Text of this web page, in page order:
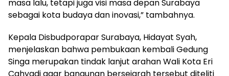
masa lalu, tetapi juga visi masa depan Surabaya
sebagai kota budaya dan inovasi,” tambahnya.
Kepala Disbudporapar Surabaya, Hidayat Syah,
menjelaskan bahwa pembukaan kembali Gedung
Singa merupakan tindak lanjut arahan Wali Kota Eri
Cahyadi agar bangunan bersejarah tersebut diteliti